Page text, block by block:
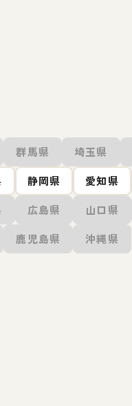
群馬県 埼玉県
静岡県 愛知県
広島県 山口県
鹿児島県
沖縄県